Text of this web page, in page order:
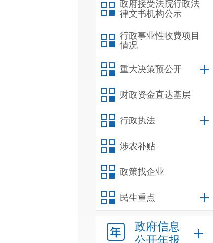
政府接受法院行政法
律文书机构公示
行政事业性收费项目
情况
重大决策预公开
财政资金直达基层
行政执法
涉农补贴
政策找企业
民生重点
政府信息
公开年报